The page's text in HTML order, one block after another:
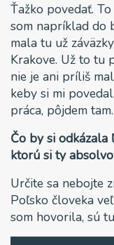
Ťažko povedať.
som napríklad do
mala tu už
Krakove. Už to tu
nie je ani príliš
keby si mi
práca, pôjdem
Čo by si odkázala
ktorú si ty
Určite sa nebojte
Poľsko človeka
som hovorila, sú